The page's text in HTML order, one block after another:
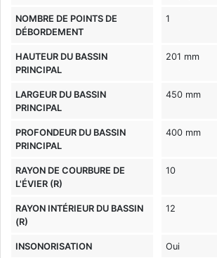
NOMBRE DE POINTS DE
DÉBORDEMENT
1
HAUTEUR DU BASSIN
PRINCIPAL
201 mm
LARGEUR DU BASSIN
PRINCIPAL
450 mm
PROFONDEUR DU BASSIN
PRINCIPAL
400 mm
RAYON DE COURBURE DE
L'ÉVIER (R)
10
RAYON INTÉRIEUR DU BASSIN
(R)
12
INSONORISATION Oui